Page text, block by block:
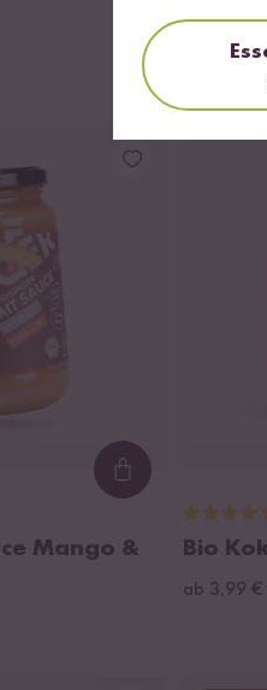
Bio
Loading...
Mango &
Bio
ab 3,99 €